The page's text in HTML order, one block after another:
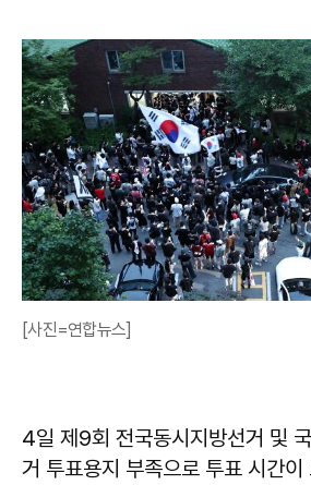
[사진=연합뉴스]
4일 제9회 전국동시지방선거 및
거 투표용지 부족으로 투표 시간